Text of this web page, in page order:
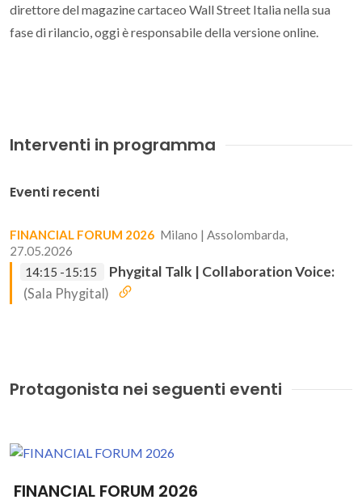
direttore del magazine cartaceo Wall Street Italia nella sua
fase di rilancio, oggi è responsabile della versione online.
Interventi in programma
Eventi recenti
FINANCIAL FORUM 2026 Milano | Assolombarda,
27.05.2026
14:15 -15:15
Phygital Talk | Collaboration Voice:
(Sala Phygital)
Protagonista nei seguenti eventi
FINANCIAL FORUM 2026